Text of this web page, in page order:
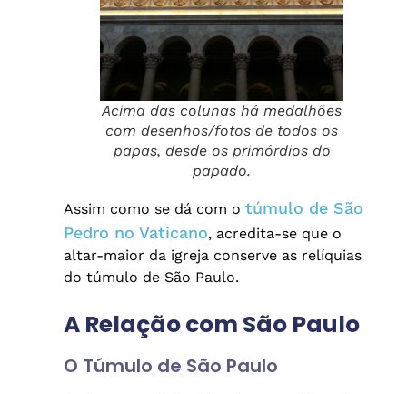
Acima das colunas há medalhões
com desenhos/fotos de todos os
papas, desde os primórdios do
papado.
Assim como se dá com o túmulo de São
Pedro no Vaticano, acredita-se que o
altar-maior da igreja conserve as relíquias
do túmulo de São Paulo.
A Relação com São Paulo
O Túmulo de São Paulo